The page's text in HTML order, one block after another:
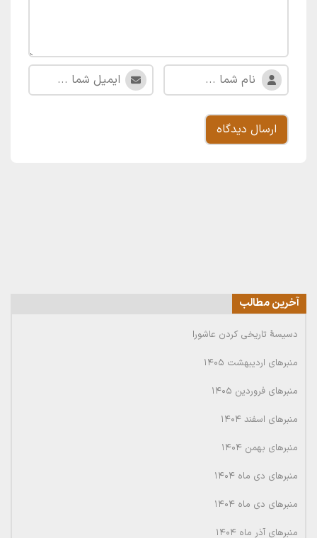
آخرین مطالب
دسیسۀ تاریخی کردن عاشورا
منبرهای اردیبهشت ۱۴۰۵
منبرهای فروردین ۱۴۰۵
منبرهای اسفند ۱۴۰۴
منبرهای بهمن ۱۴۰۴
منبرهای دی ماه ۱۴۰۴
منبرهای دی ماه ۱۴۰۴
منبرهای آذر ماه ۱۴۰۴